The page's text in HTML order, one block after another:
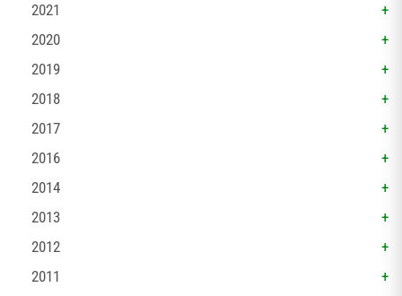
2021
2020
2019
2018
2017
2016
2014
2013
2012
2011